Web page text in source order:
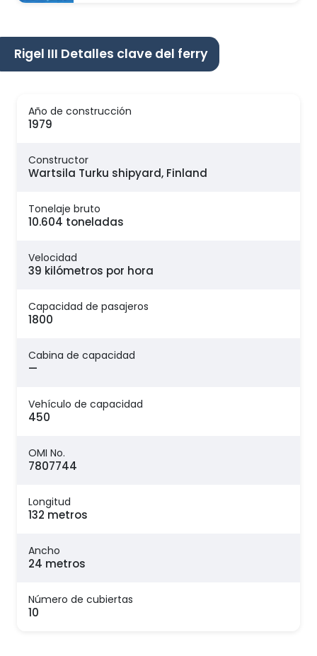
Rigel III Detalles clave del ferry
Año de construcción
1979
Constructor
Wartsila Turku shipyard, Finland
Tonelaje bruto
10.604 toneladas
Velocidad
39 kilómetros por hora
Capacidad de pasajeros
1800
Cabina de capacidad
—
Vehículo de capacidad
450
OMI No.
7807744
Longitud
132 metros
Ancho
24 metros
Número de cubiertas
10